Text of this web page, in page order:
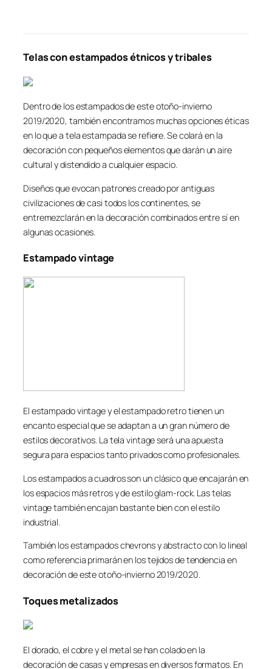
Telas con estampados étnicos y tribales
Dentro de los estampados de este otoño-invierno
2019/2020, también encontramos muchas opciones éticas
en lo que a tela estampada se refiere. Se colará en la
decoración con pequeños elementos que darán un aire
cultural y distendido a cualquier espacio.
Diseños que evocan patrones creado por antiguas
civilizaciones de casi todos los continentes, se
entremezclarán en la decoración combinados entre sí en
algunas ocasiones.
Estampado vintage
El estampado vintage y el estampado retro tienen un
encanto especial que se adaptan a un gran número de
estilos decorativos. La tela vintage será una apuesta
segura para espacios tanto privados como profesionales.
Los estampados a cuadros son un clásico que encajarán en
los espacios más retros y de estilo glam-rock. Las telas
vintage también encajan bastante bien con el estilo
industrial.
También los estampados chevrons y abstracto con lo lineal
como referencia primarán en los tejidos de tendencia en
decoración de este otoño-invierno 2019/2020.
Toques metalizados
El dorado, el cobre y el metal se han colado en la
decoración de casas y empresas en diversos formatos. En